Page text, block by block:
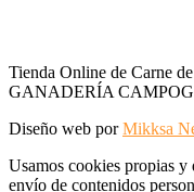
Tienda Online de Carne
GANADERÍA
Diseño web porMikksa
Usamos cookies propias y
envío de contenidos